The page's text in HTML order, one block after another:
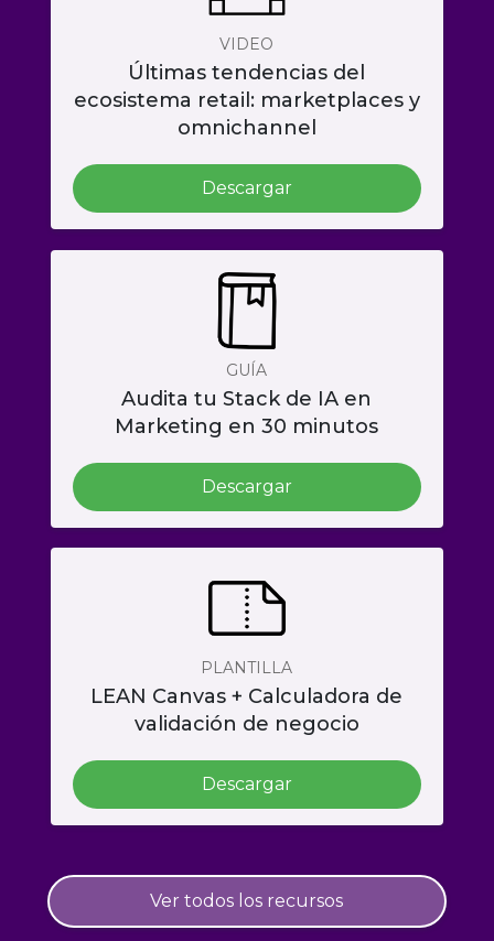
VIDEO
Últimas tendencias del
ecosistema retail: marketplaces y
omnichannel
Descargar
GUÍA
Audita tu Stack de IA en
Marketing en 30 minutos
Descargar
PLANTILLA
LEAN Canvas + Calculadora de
validación de negocio
Descargar
Ver todos los recursos